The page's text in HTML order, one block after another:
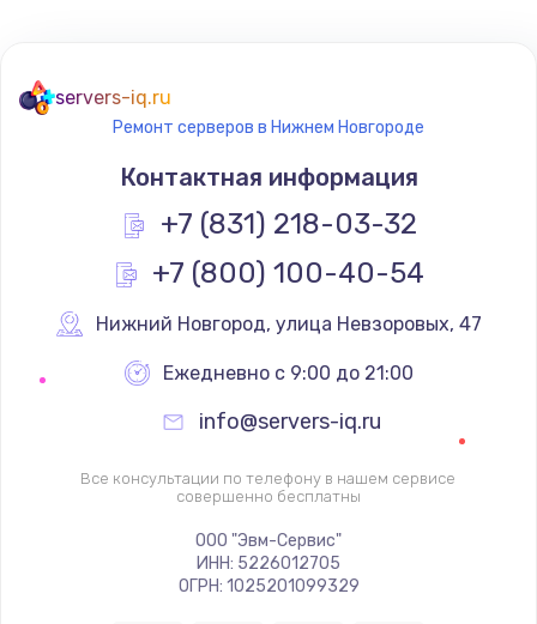
Заказать
Замена видеочипа
2745 руб.
Заказать
Настройка BIOS
995 руб.
1200 руб.
Заказать
Настройка ОС
servers-iq.ru
Ремонт серверов в Нижнем Новгороде
Контактная информация
+7 (831) 218-03-32
+7 (800) 100-40-54
Нижний Новгород, улица Невзоровых, 47
Ежедневно с 9:00 до 21:00
info@servers-iq.ru
Все консультации по телефону в нашем сервисе
совершенно бесплатны
ООО "Эвм-Сервис"
ИНН: 5226012705
ОГРН: 1025201099329